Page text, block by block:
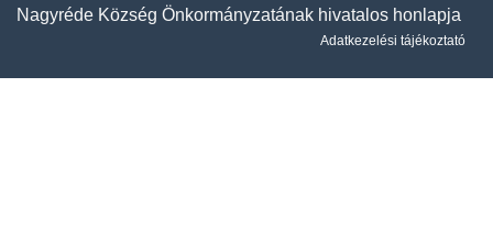
Nagyréde Község Önkormányzatának hivatalos honlapja
Adatkezelési tájékoztató